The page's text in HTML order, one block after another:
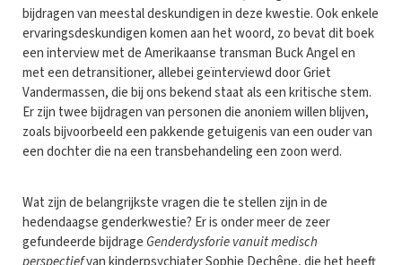
bijdragen van meestal deskundigen in deze kwestie. Ook enkele
ervaringsdeskundigen komen aan het woord, zo bevat dit boek
een interview met de Amerikaanse transman Buck Angel en
met een detransitioner, allebei geïnterviewd door Griet
Vandermassen, die bij ons bekend staat als een kritische stem.
Er zijn twee bijdragen van personen die anoniem willen blijven,
zoals bijvoorbeeld een pakkende getuigenis van een ouder van
een dochter die na een transbehandeling een zoon werd.
Wat zijn de belangrijkste vragen die te stellen zijn in de
hedendaagse genderkwestie? Er is onder meer de zeer
gefundeerde bijdrageGenderdysforie vanuit medisch